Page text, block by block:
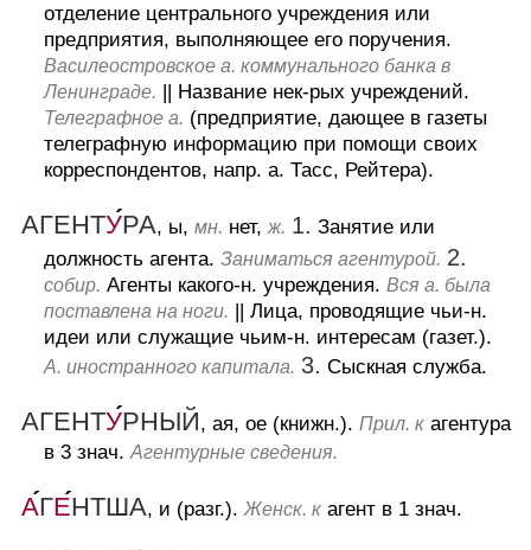
отделение центрального учреждения или
предприятия, выполняющее его поручения.
Василеостровское а. коммунального банка в
Ленинграде.
Название нек-рых учреждений.
Телеграфное а. (предприятие, дающее в газеты
телеграфную информацию при помощи своих
корреспондентов, напр. а. Тасс, Рейтера).
АГЕНТУРА, ы, мн. нет,ж. 1. Занятие или
должность агента. Заниматься агентурой. 2.
собир. Агенты какого-н. учреждения. Вся а. была
поставлена на ноги.
Лица, проводящие чьи-н.
идеи или служащие чьим-н. интересам (газет.).
А. иностранного капитала. 3. Сыскная служба.
АГЕНТУРНЫЙ, ая, ое (книжн.). Прил. к агентура
в 3 знач. Агентурные сведения.
АГЕНТША, и (разг.).Женск. к агент в 1 знач.